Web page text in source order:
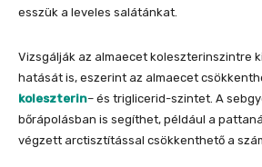
esszük a leveles salátánkat.
Vizsgálják az almaecet koleszterinszintre
hatását is, eszerint az almaecet
koleszterin– és triglicerid-szintet. A
bőrápolásban is segíthet, például a
végzett arctisztítással csökkenthető a